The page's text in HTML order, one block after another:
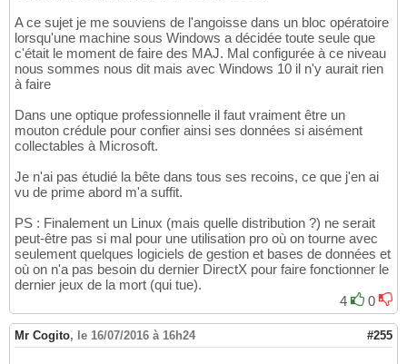
A ce sujet je me souviens de l'angoisse dans un bloc opératoire
lorsqu'une machine sous Windows a décidée toute seule que
c'était le moment de faire des MAJ. Mal configurée à ce niveau
nous sommes nous dit mais avec Windows 10 il n'y aurait rien
à faire
Dans une optique professionnelle il faut vraiment être un
mouton crédule pour confier ainsi ses données si aisément
collectables à Microsoft.
Je n'ai pas étudié la bête dans tous ses recoins, ce que j'en ai
vu de prime abord m'a suffit.
PS : Finalement un Linux (mais quelle distribution ?) ne serait
peut-être pas si mal pour une utilisation pro où on tourne avec
seulement quelques logiciels de gestion et bases de données et
où on n'a pas besoin du dernier DirectX pour faire fonctionner le
dernier jeux de la mort (qui tue).
4
0
Mr Cogito, le 16/07/2016 à 16h24 #255